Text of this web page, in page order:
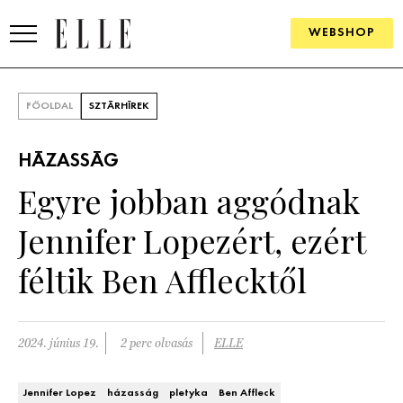
WEBSHOP
SZÉPSÉG
KULTÚRA
ÉLETMÓD
PÁRKAPCSOLAT
FŐOLDAL SZTÁRHÍREK
HÁZASSÁG
Egyre jobban aggódnak
Jennifer Lopezért, ezért
féltik Ben Afflecktől
2024. június 19. 2 perc olvasás ELLE
Jennifer Lopez házasság pletyka Ben Affleck